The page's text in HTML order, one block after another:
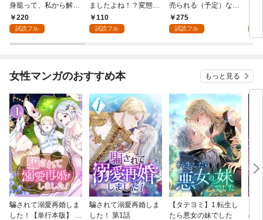
身籠って、私から解放
してさしあげます！1
220
試読フル
ましたよね！？変態公
爵による困った溺愛結
婚生活 1
110
試読フル
売られる（予定）なの
で、超高級娼婦を目指
します！1
275
試読フル
で
女性マンガのおすすめ本 もっと見る
騙されて溺愛再婚しま
した！【単行本版】 1
騙されて溺愛再婚しま
した！ 第1話
【タテヨミ】1.転生し
たら悪女の妹でした
の